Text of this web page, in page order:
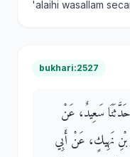
'alaihi wasallam
bukhari:2527
سَعِيدٌ، عَنْ
نَهِيكٍ، عَنْ أَبِي